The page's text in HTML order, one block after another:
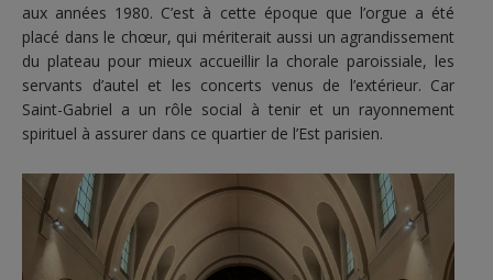
aux années 1980. C’est à cette époque que l’orgue a été
placé dans le chœur, qui mériterait aussi un agrandissement
du plateau pour mieux accueillir la chorale paroissiale, les
servants d’autel et les concerts venus de l’extérieur. Car
Saint-Gabriel a un rôle social à tenir et un rayonnement
spirituel à assurer dans ce quartier de l’Est parisien.